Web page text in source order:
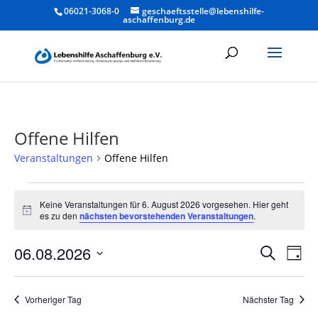
06021-3068-0 geschaeftsstelle@lebenshilfe-
aschaffenburg.de
Offene Hilfen
Veranstaltungen Offene Hilfen
Veranstaltungen
für
August
2026
Hinweis
Keine Veranstaltungen für 6. August 2026 vorgesehen. Hier geht
es zu den nächsten bevorstehenden Veranstaltungen.
Suche
SucheTag
06.08.2026
Vorheriger Tag Nächster Tag